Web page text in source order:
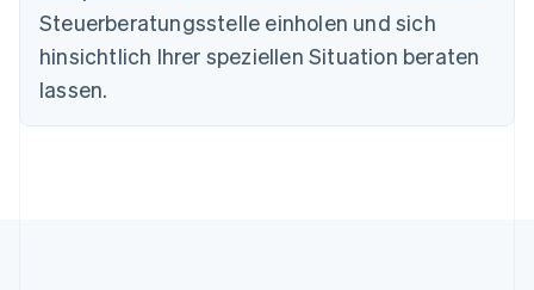
Steuerberatungsstelle einholen und sich
hinsichtlich Ihrer speziellen Situation beraten
lassen.
DeutschEnglish
English
Festlandchina